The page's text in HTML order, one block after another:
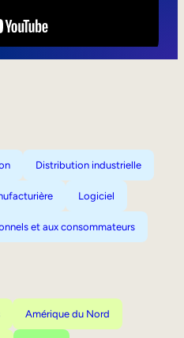
Distribution industrielle
Logiciel
et aux consommateurs
Amérique du Nord